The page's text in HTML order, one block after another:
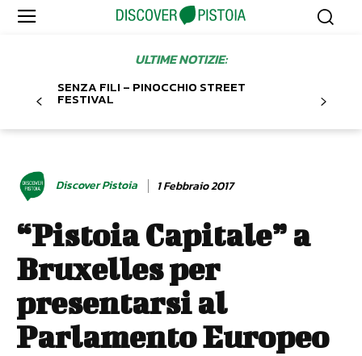
ULTIME NOTIZIE:
SENZA FILI – PINOCCHIO STREET
FESTIVAL
Discover Pistoia 1 Febbraio 2017
“Pistoia Capitale” a
Bruxelles per
presentarsi al
Parlamento Europeo